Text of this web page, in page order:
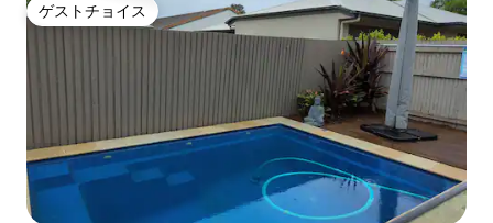
ゲストチョイス
ゲストチョイス